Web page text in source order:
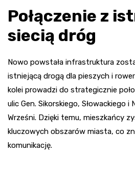
Połączenie z
siecią dróg
Nowo powstała infrastruktura
istniejącą drogą dla pieszych i
kolei prowadzi do strategicznie
ulic Gen. Sikorskiego, Słowackiego i
Wrześni. Dzięki temu, mieszkańcy
kluczowych obszarów miasta, co
komunikację.